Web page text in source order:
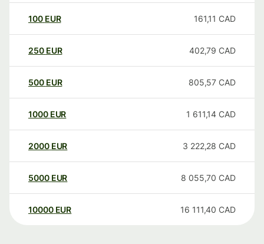
100 EUR 161,11 CAD
250 EUR 402,79 CAD
500 EUR 805,57 CAD
1000 EUR 1 611,14 CAD
2000 EUR 3 222,28 CAD
5000 EUR 8 055,70 CAD
10000 EUR 16 111,40 CAD